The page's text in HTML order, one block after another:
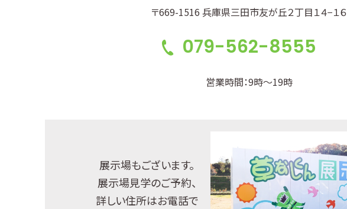
〒669-1516 兵庫県三田市友が丘２丁目１４−１６
079-562-8555
営業時間：9時～19時
展示場もございます。
展示場見学のご予約、
詳しい住所はお電話で